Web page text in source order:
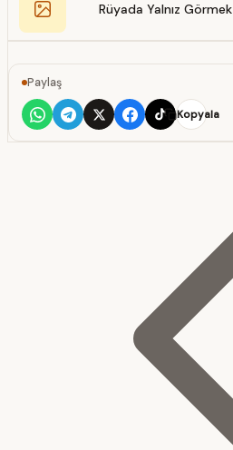
Rüyada Yalnız Görmek
Paylaş
Kopyala